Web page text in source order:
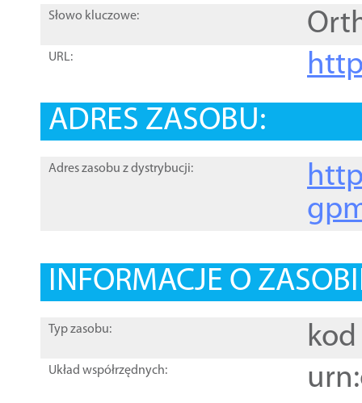
Słowo kluczowe:
URL:
ADRES ZASOBU:
Adres zasobu z dystrybucji:
INFORMACJE O
Typ zasobu: kod
Układ współrzędnych: